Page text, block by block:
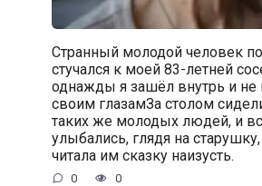
Странный молодой человек
стучался к моей 83-летней
однажды я зашёл внутрь и не
своим глазамЗа столом
таких же молодых людей, и
улыбались, глядя на
читала им сказку наизусть.
0 0